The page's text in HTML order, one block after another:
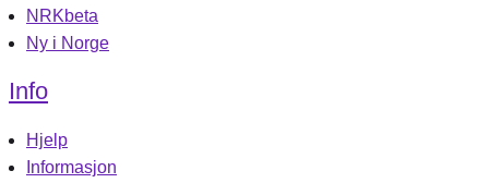
NRKbeta
Ny i Norge
Info
Hjelp
Informasjon